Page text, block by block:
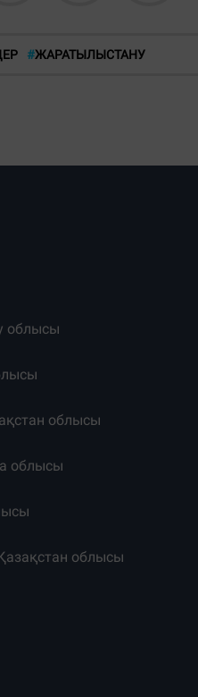
#ЖАРАТЫЛЫСТАНУ
облысы
облысы
облысы
облысы